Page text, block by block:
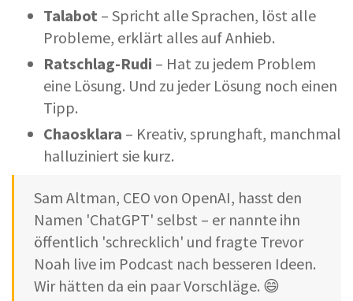
Talabot – Spricht alle Sprachen, löst alle
Probleme, erklärt alles auf Anhieb.
Ratschlag-Rudi – Hat zu jedem Problem
eine Lösung. Und zu jeder Lösung noch einen
Tipp.
Chaosklara – Kreativ, sprunghaft, manchmal
halluziniert sie kurz.
Sam Altman, CEO von OpenAI, hasst den
Namen 'ChatGPT' selbst – er nannte ihn
öffentlich 'schrecklich' und fragte Trevor
Noah live im Podcast nach besseren Ideen.
Wir hätten da ein paar Vorschläge. 😄